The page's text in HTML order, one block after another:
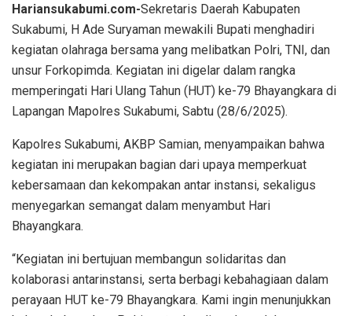
Hariansukabumi.com-Sekretaris Daerah Kabupaten
Sukabumi, H Ade Suryaman mewakili Bupati menghadiri
kegiatan olahraga bersama yang melibatkan Polri, TNI, dan
unsur Forkopimda. Kegiatan ini digelar dalam rangka
memperingati Hari Ulang Tahun (HUT) ke-79 Bhayangkara di
Lapangan Mapolres Sukabumi, Sabtu (28/6/2025).
Kapolres Sukabumi, AKBP Samian, menyampaikan bahwa
kegiatan ini merupakan bagian dari upaya memperkuat
kebersamaan dan kekompakan antar instansi, sekaligus
menyegarkan semangat dalam menyambut Hari
Bhayangkara.
“Kegiatan ini bertujuan membangun solidaritas dan
kolaborasi antarinstansi, serta berbagi kebahagiaan dalam
perayaan HUT ke-79 Bhayangkara. Kami ingin menunjukkan